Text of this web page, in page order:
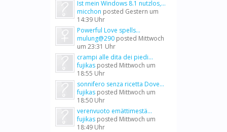
Ist mein Windows 8.1 nutzlos,...
micchon posted Gestern um
14:39 Uhr
Powerful Love spells...
mulung@290 posted Mittwoch
um 23:31 Uhr
crampi alle dita dei piedi...
fujikas posted Mittwoch um
18:55 Uhr
sonnifero senza ricetta Dove...
fujikas posted Mittwoch um
18:50 Uhr
verenvuoto emättimestä...
fujikas posted Mittwoch um
18:49 Uhr